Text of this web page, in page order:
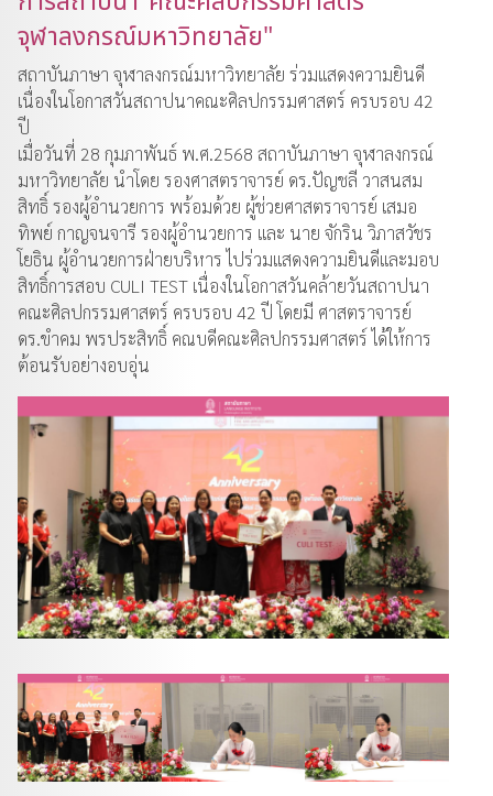
จุฬาลงกรณ์มหาวิทยาลัย"
สถาบันภาษา จุฬาลงกรณ์มหาวิทยาลัย ร่วมแสดงความยินดี
เนื่องในโอกาสวันสถาปนาคณะศิลปกรรมศาสตร์ ครบรอบ 42
ปี
เมื่อวันที่ 28 กุมภาพันธ์ พ.ศ.2568 สถาบันภาษา จุฬาลงกรณ์
มหาวิทยาลัย นำโดย รองศาสตราจารย์ ดร.ปัญชลี วาสนสม
สิทธิ์ รองผู้อำนวยการ พร้อมด้วย ผู้ช่วยศาสตราจารย์ เสมอ
ทิพย์ กาญจนจารี รองผู้อำนวยการ และ นาย จักริน วิภาสวัชร
โยธิน ผู้อำนวยการฝ่ายบริหาร ไปร่วมแสดงความยินดีและมอบ
สิทธิ์การสอบ CULI TEST เนื่องในโอกาสวันคล้ายวันสถาปนา
คณะศิลปกรรมศาสตร์ ครบรอบ 42 ปี โดยมี ศาสตราจารย์
ดร.ขำคม พรประสิทธิ์ คณบดีคณะศิลปกรรมศาสตร์ ได้ให้การ
ต้อนรับอย่างอบอุ่น